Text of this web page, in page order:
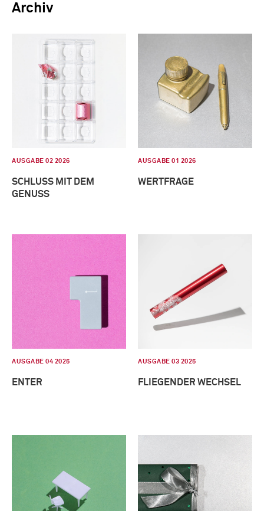
Archiv
AUSGABE 02 2026
SCHLUSS MIT DEM
GENUSS
AUSGABE 01 2026
WERTFRAGE
AUSGABE 04 2025
ENTER
AUSGABE 03 2025
FLIEGENDER WECHSEL